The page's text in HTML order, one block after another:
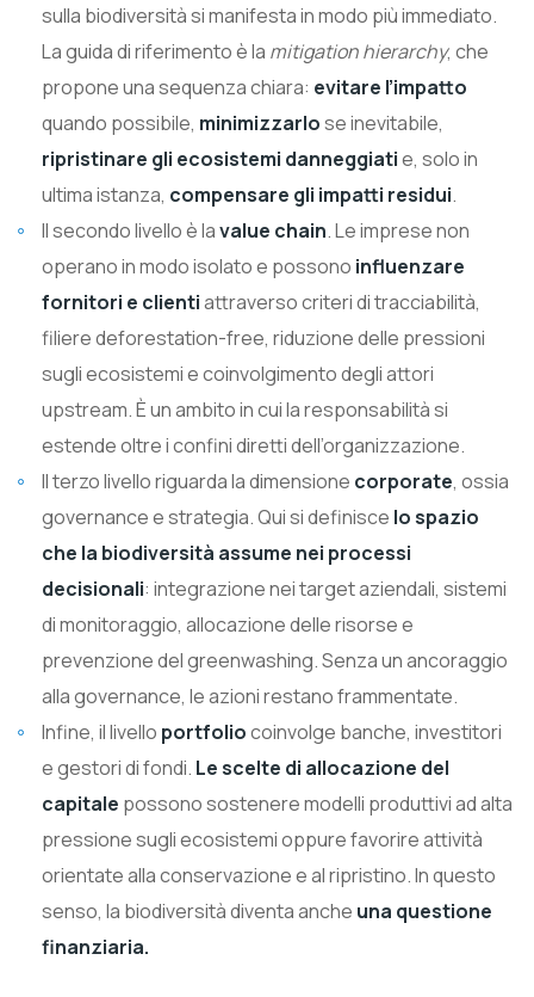
sulla biodiversità si manifesta in modo più immediato.
La guida di riferimento è la mitigation hierarchy, che
propone una sequenza chiara: evitare l’impatto
quando possibile, minimizzarlose inevitabile,
ripristinare gli ecosistemi danneggiatie, solo in
ultima istanza, compensare gli impatti residui.
Il secondo livello è lavalue chain. Le imprese non
operano in modo isolato e possono influenzare
fornitori e clientiattraverso criteri di tracciabilità,
filiere deforestation-free, riduzione delle pressioni
sugli ecosistemi e coinvolgimento degli attori
upstream. È un ambito in cui la responsabilità si
estende oltre i confini diretti dell’organizzazione.
Il terzo livello riguarda la dimensione corporate, ossia
governance e strategia. Qui si definisce lo spazio
che la biodiversità assume nei processi
decisionali: integrazione nei target aziendali, sistemi
di monitoraggio, allocazione delle risorse e
prevenzione del greenwashing. Senza un ancoraggio
alla governance, le azioni restano frammentate.
Infine, il livello portfoliocoinvolge banche, investitori
e gestori di fondi. Le scelte di allocazione del
capitale possono sostenere modelli produttivi ad alta
pressione sugli ecosistemi oppure favorire attività
orientate alla conservazione e al ripristino. In questo
senso, la biodiversità diventa anche una questione
finanziaria.